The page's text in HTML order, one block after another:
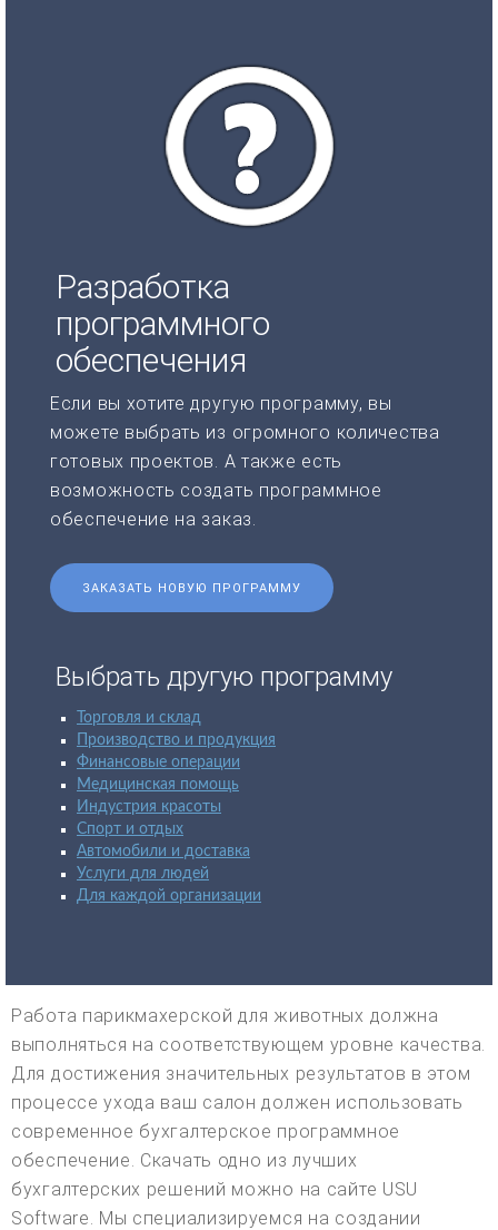
Разработка
программного
обеспечения
Если вы хотите другую программу, вы
можете выбрать из огромного количества
готовых проектов. А также есть
возможность создать программное
обеспечение на заказ.
ЗАКАЗАТЬ НОВУЮ ПРОГРАММУ
Выбрать другую программу
Торговля и склад
Производство и продукция
Финансовые операции
Медицинская помощь
Индустрия красоты
Спорт и отдых
Автомобили и доставка
Услуги для людей
Для каждой организации
Работа парикмахерской для животных должна
выполняться на соответствующем уровне качества.
Для достижения значительных результатов в этом
процессе ухода ваш салон должен использовать
современное бухгалтерское программное
обеспечение. Скачать одно из лучших
бухгалтерских решений можно на сайте USU
Software. Мы специализируемся на создании